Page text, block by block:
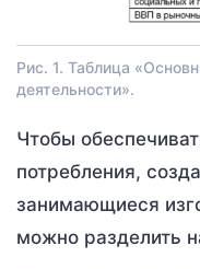
Рис. 1. Таблица
деятельности».
Чтобы
потребления,
занимающиеся
можно разделить